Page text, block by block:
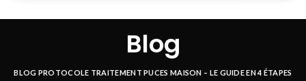
Blog
BLOG PROTOCOLE TRAITEMENT PUCES MAISON – LE GUIDE EN 4 ÉTAPES